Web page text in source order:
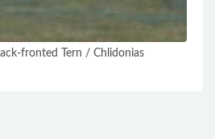
fronted Tern / Chlidonias